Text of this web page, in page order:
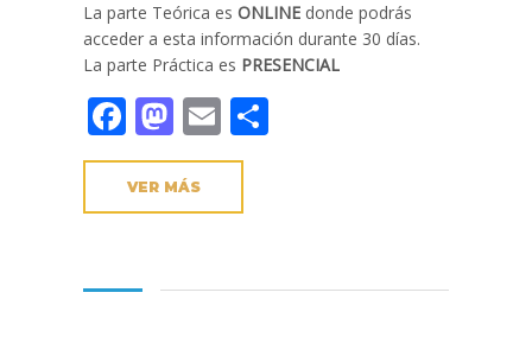
La parte Teórica es ONLINE donde podrás
acceder a esta información durante 30 días.
La parte Práctica es PRESENCIAL
Facebook
Mastodon
Email
VER MÁS